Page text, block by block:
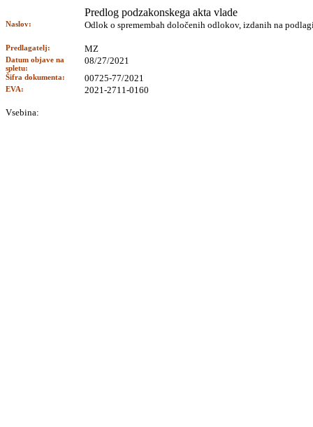
Predlog podzakonskega akta vlade
Naslov: Odlok o spremembah določenih odlokov, izdanih na
Predlagatelj: MZ
Datum objave na
spletu:
08/27/2021
Šifra dokumenta: 00725-77/2021
EVA: 2021-2711-0160
Vsebina: